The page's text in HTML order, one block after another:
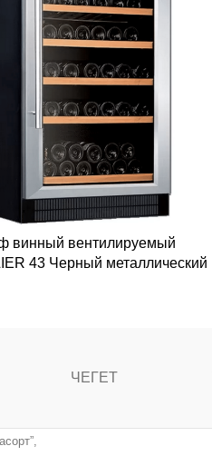
винный вентилируемый
43 Черный металлический
ЧЕГЕТ